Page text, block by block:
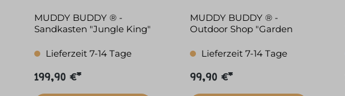
MUDDY BUDDY ® -
Sandkasten "Jungle King"
Lieferzeit 7-14 Tage
199,90 €*
MUDDY BUDDY ® -
Outdoor Shop "Garden
Lieferzeit 7-14 Tage
99,90 €*